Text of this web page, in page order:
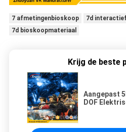
7 afmetingenbioskoop
7d
7d bioskoopmateriaal
Krijg de beste
Aangepast
DOF